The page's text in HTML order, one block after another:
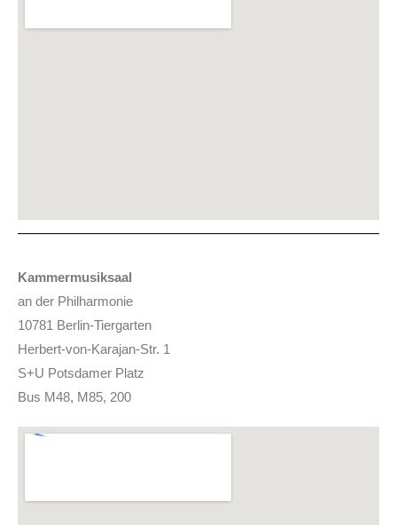
Kammermusiksaal
an der Philharmonie
10781 Berlin-Tiergarten
Herbert-von-Karajan-Str. 1
S+U Potsdamer Platz
Bus M48, M85, 200